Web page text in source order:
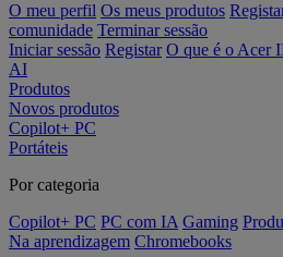
O meu perfil Os meus produtos
comunidade Terminar sessão
Iniciar sessão Registar O que é o Acer
AI
Produtos
Novos produtos
Copilot+ PC
Portáteis
Por categoria
Copilot+ PC PC com IA Gaming
Na aprendizagem Chromebooks